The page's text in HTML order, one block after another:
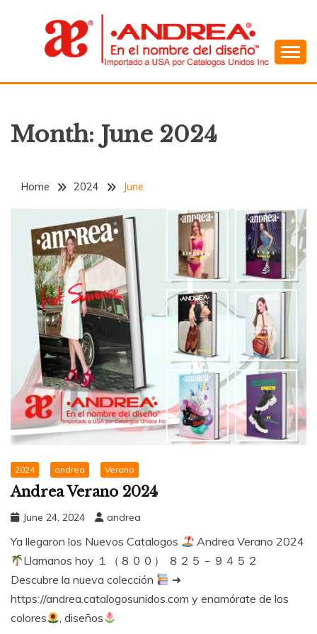
ANDREA
Month: June 2024
Home 2024 June
2024 andrea Verano
Andrea Verano 2024
June 24, 2024 andrea
Ya llegaron los Nuevos Catalogos
Andrea Verano 2024
Llamanos hoy １（８００） ８２５－９４５２
Descubre la nueva colección
➜
https://andrea.catalogosunidos.com y enamórate de los
colores
, diseños